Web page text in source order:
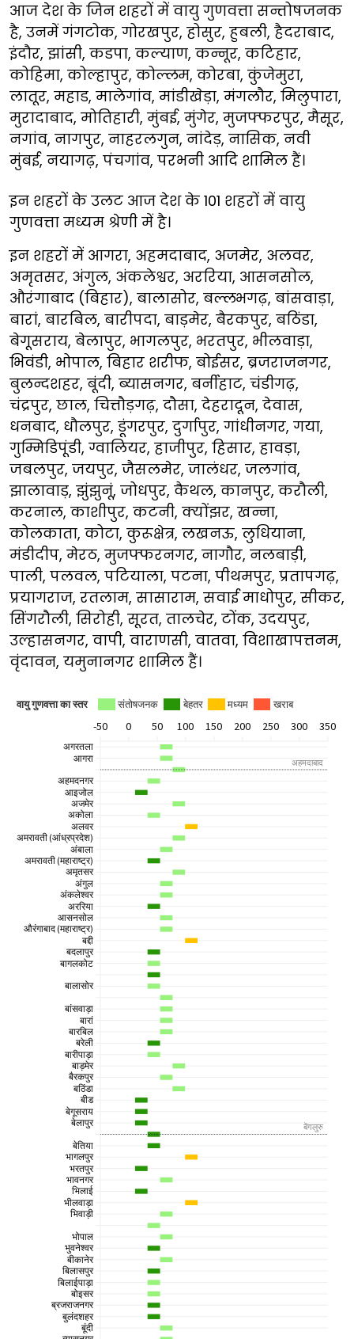
आज देश के जिन शहरों में वायु गुणवत्ता सन्तोषजनक
है, उनमें गंगटोक, गोरखपुर, होसुर, हुबली, हैदराबाद,
इंदौर, झांसी, कडपा, कल्याण, कन्नूर, कटिहार,
कोहिमा, कोल्हापुर, कोल्लम, कोरबा, कुंजेमुरा,
लातूर, महाड, मालेगांव, मांडीखेड़ा, मंगलौर, मिलुपारा,
मुरादाबाद, मोतिहारी, मुंबई, मुंगेर, मुजफ्फरपुर, मैसूर,
नगांव, नागपुर, नाहरलगुन, नांदेड़, नासिक, नवी
मुंबई, नयागढ़, पंचगांव, परभनी आदि शामिल हैं।
इन शहरों के उलट आज देश के 101 शहरों में वायु
गुणवत्ता मध्यम श्रेणी में है।
इन शहरों में आगरा, अहमदाबाद, अजमेर, अलवर,
अमृतसर, अंगुल, अंकलेश्वर, अररिया, आसनसोल,
औरंगाबाद (बिहार), बालासोर, बल्लभगढ़, बांसवाड़ा,
बारां, बारबिल, बारीपदा, बाड़मेर, बैरकपुर, बठिंडा,
बेगूसराय, बेलापुर, भागलपुर, भरतपुर, भीलवाड़ा,
भिवंडी, भोपाल, बिहार शरीफ, बोईसर, ब्रजराजनगर,
बुलन्दशहर, बूंदी, ब्यासनगर, बर्नीहाट, चंडीगढ़,
चंद्रपुर, छाल, चित्तौड़गढ़, दौसा, देहरादून, देवास,
धनबाद, धौलपुर, डूंगरपुर, दुर्गापुर, गांधीनगर, गया,
गुम्मिडिपूंडी, ग्वालियर, हाजीपुर, हिसार, हावड़ा,
जबलपुर, जयपुर, जैसलमेर, जालंधर, जलगांव,
झालावाड़, झुंझुनूं, जोधपुर, कैथल, कानपुर, करौली,
करनाल, काशीपुर, कटनी, क्योंझर, खन्ना,
कोलकाता, कोटा, कुरूक्षेत्र, लखनऊ, लुधियाना,
मंडीदीप, मेरठ, मुजफ्फरनगर, नागौर, नलबाड़ी,
पाली, पलवल, पटियाला, पटना, पीथमपुर, प्रतापगढ़,
प्रयागराज, रतलाम, सासाराम, सवाई माधोपुर, सीकर,
सिंगरौली, सिरोही, सूरत, तालचेर, टोंक, उदयपुर,
उल्हासनगर, वापी, वाराणसी, वातवा, विशाखापत्तनम,
वृंदावन, यमुनानगर शामिल हैं।